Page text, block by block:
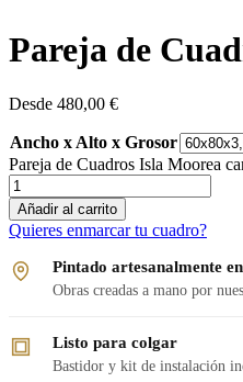
Pareja de
Desde 480,00 €
Ancho x Alto x Grosor
Pareja de Cuadros Isla Moorea
Añadir al carrito
Quieres enmarcar tu cuadro?
Pintado artesanalmente
Obras creadas a mano por
Listo para colgar
Bastidor y kit de instalación